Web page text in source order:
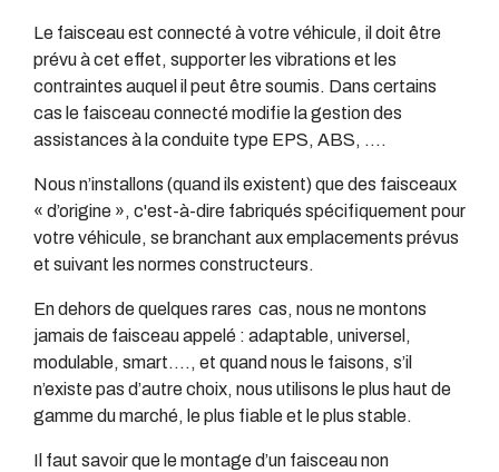
Le faisceau est connecté à votre véhicule, il doit être
prévu à cet effet, supporter les vibrations et les
contraintes auquel il peut être soumis. Dans certains
cas le faisceau connecté modifie la gestion des
assistances à la conduite type EPS, ABS, ….
Nous n’installons (quand ils existent) que des faisceaux
« d’origine », c'est-à-dire fabriqués spécifiquement pour
votre véhicule, se branchant aux emplacements prévus
et suivant les normes constructeurs.
En dehors de quelques rares cas, nous ne montons
jamais de faisceau appelé : adaptable, universel,
modulable, smart…., et quand nous le faisons, s’il
n’existe pas d’autre choix, nous utilisons le plus haut de
gamme du marché, le plus fiable et le plus stable.
Il faut savoir que le montage d’un faisceau non